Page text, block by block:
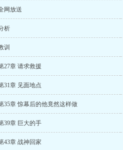
网放送
析
训
27章 请求救援
31章 见面地点
35章 惊幕后的他竟然这样做
39章 巨大的手
43章 战神回家